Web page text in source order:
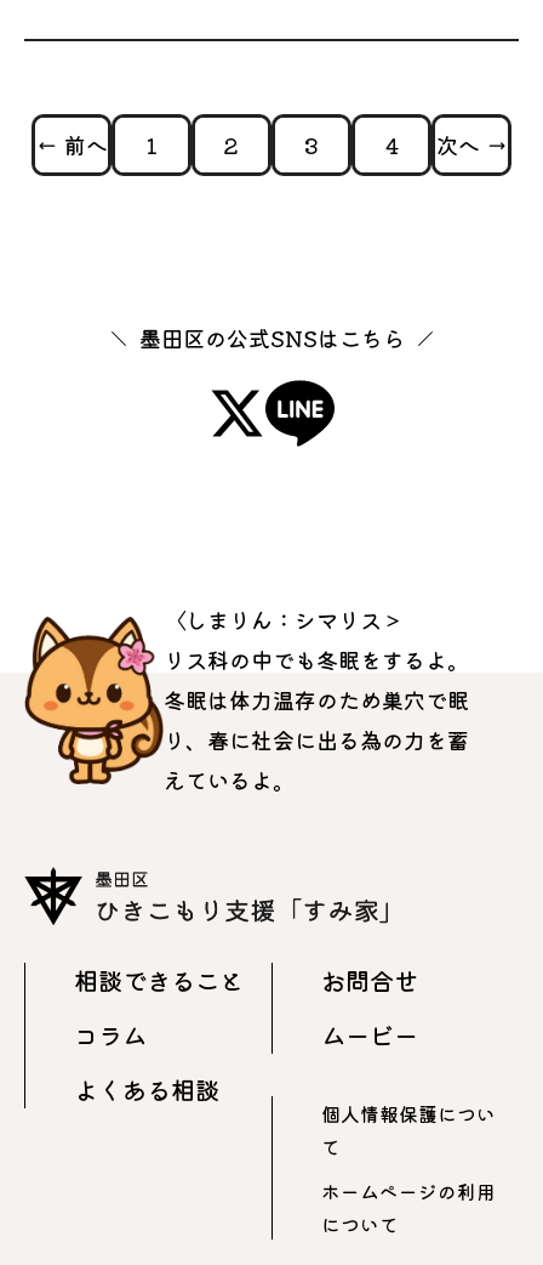
← 前へ 1 2 3 4 次へ →
墨田区の公式SNSはこちら
相談できること
コラム
よくある相談
お問合せ
ムービー
個人情報保護につい
て
ホームページの利用
について
〈しまりん：シマリス＞
リス科の中でも冬眠をするよ。
冬眠は体力温存のため巣穴で眠
り、春に社会に出る為の力を蓄
えているよ。